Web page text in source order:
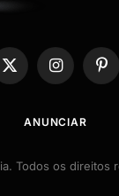
X
(Twitter)
Instagram
ANUNCIAR
Todos os direitos